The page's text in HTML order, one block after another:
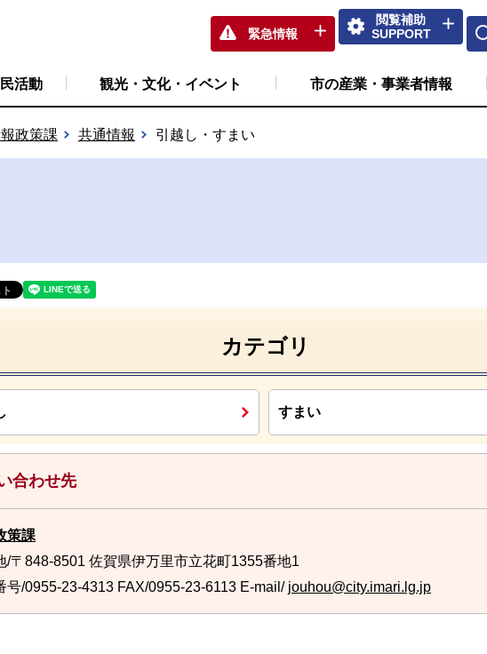
緊急情報
閲覧補助
SUPPORT
活動 観光・文化・イベント 市の産業・事業者情報
政策課 共通情報 引越し・すまい
カテゴリ
すまい
合わせ先
策課
/〒848-8501 佐賀県伊万里市立花町1355番地1
号/0955-23-4313 FAX/0955-23-6113 E-mail/ jouhou@city.imari.lg.jp